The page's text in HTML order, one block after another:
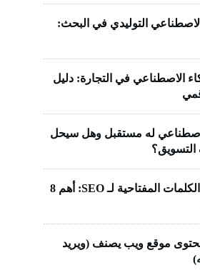
التوليدي في البحث:
الاصطناعي في التجارة: دليل
له مستقبل وهل سيحل
كيفية اختيار الكلمات المفتاحية لـ SEO: أهم 8
موقع ويب يصنف (ويريد